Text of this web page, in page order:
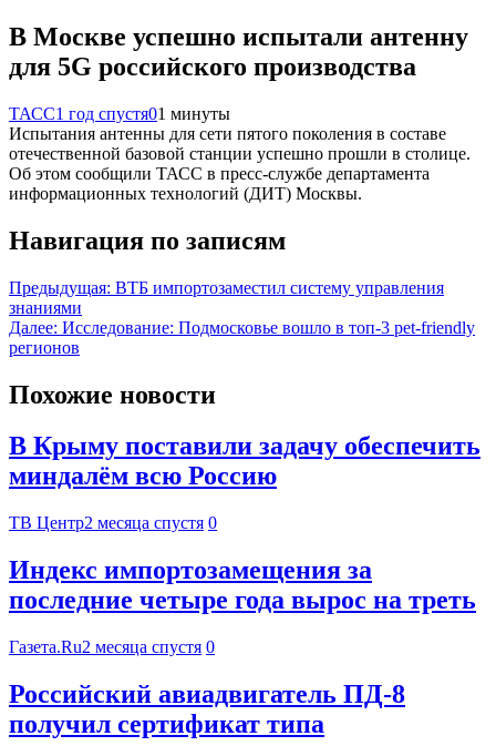
В Москве успешно испытали антенну
для 5G российского производства
ТАСС1 год спустя01 минуты
Испытания антенны для сети пятого поколения в составе
отечественной базовой станции успешно прошли в столице.
Об этом сообщили ТАСС в пресс-службе департамента
информационных технологий (ДИТ) Москвы.
Навигация по записям
Предыдущая: ВТБ импортозаместил систему управления
знаниями
Далее: Исследование: Подмосковье вошло в топ-3 pet-friendly
регионов
Похожие новости
В Крыму поставили задачу обеспечить
миндалём всю Россию
ТВ Центр2 месяца спустя 0
Индекс импортозамещения за
последние четыре года вырос на треть
Газета.Ru2 месяца спустя 0
Российский авиадвигатель ПД-8
получил сертификат типа